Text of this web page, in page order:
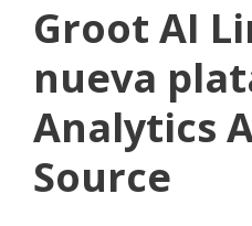
Groot AI
nueva
Analytics
Source